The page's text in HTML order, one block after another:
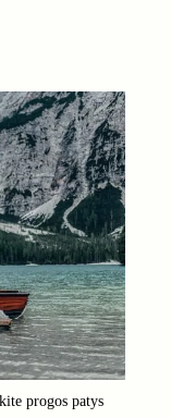
progos patys